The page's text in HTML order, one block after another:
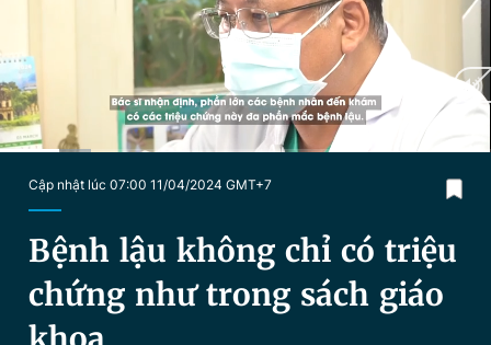
Chuyên mục khác
Chào ngày mới Tin 24h
Video Magazine
Sản phẩm khác
Đăng xuất
Cập nhật lúc 07:00 11/04/2024 GMT+7
Bệnh lậu không chỉ có triệu
chứng như trong sách giáo